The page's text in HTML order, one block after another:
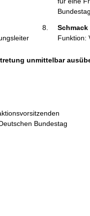
Bundestag
Schmack
Funktion:
unmittelbar
Bundestag